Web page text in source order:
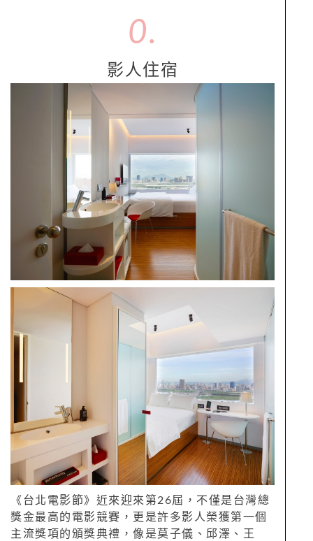
0.
影人住宿
《台北電影節》近來迎來第26屆，不僅是台灣總
獎金最高的電影競賽，更是許多影人榮獲第一個
主流獎項的頒獎典禮，像是莫子儀、邱澤、王